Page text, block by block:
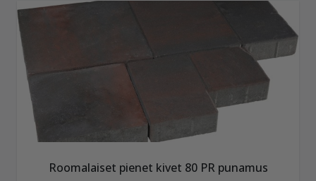
Roomalaiset pienet kivet 80 PR punamus